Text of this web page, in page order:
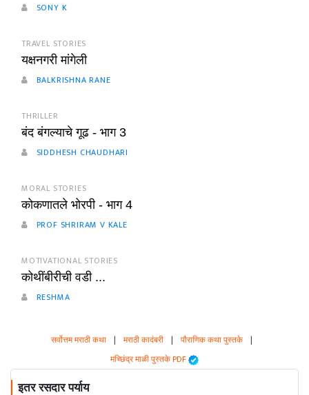
SONY K
TRAVEL STORIES
यक्षनगरी मांगेली
BALKRISHNA RANE
THRILLER
बंद बंगल्याचे गूढ - भाग 3
SIDDHESH CHAUDHARI
MORAL STORIES
कोकणातले भोरपी - भाग 4
PROF SHRIRAM V KALE
MOTIVATIONAL STORIES
कोथींबीरीची वडी ...
RESHMA
सर्वोत्तम मराठी कथा | मराठी कादंबरी | पौराणिक कथा पुस्तके |
मच्छिंद्र माळी पुस्तके PDF
इतर रसदार पर्याय